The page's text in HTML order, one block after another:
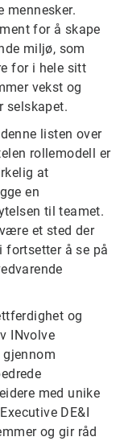
mennesker.
for å skape
miljø, som
for i hele sitt
vekst og
selskapet.
listen over
rollemodell er
at
en
til teamet.
et sted der
fortsetter å se på
og
INvolve
med unike
DE&I
og gir råd